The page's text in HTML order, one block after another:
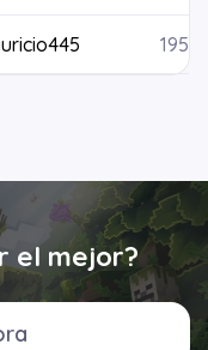
el mejor?